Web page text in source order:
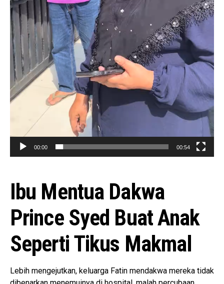
00:00 00:54
Ibu Mentua Dakwa
Prince Syed Buat Anak
Seperti Tikus Makmal
Lebih mengejutkan, keluarga Fatin mendakwa mereka tidak